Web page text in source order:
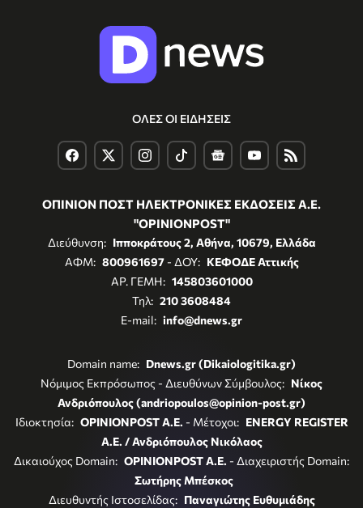
ΟΛΕΣ ΟΙ ΕΙΔΗΣΕΙΣ
ΟΠΙΝΙΟΝ ΠΟΣΤ ΗΛΕΚΤΡΟΝΙΚΕΣ ΕΚΔΟΣΕΙΣ Α.Ε.
"OPINIONPOST"
Διεύθυνση: Ιπποκράτους 2, Αθήνα, 10679, Ελλάδα
ΑΦΜ: 800961697- ΔΟΥ: ΚΕΦΟΔΕ Αττικής
ΑΡ. ΓΕΜΗ: 145803601000
Τηλ: 210 3608484
E-mail: info@dnews.gr
Domain name: Dnews.gr (Dikaiologitika.gr)
Νόμιμος Εκπρόσωπος - Διευθύνων Σύμβουλος: Νίκος
Ανδριόπουλος (andriopoulos@opinion-post.gr)
Ιδιοκτησία: OPINIONPOST A.E. - Μέτοχοι: ENERGY REGISTER
Α.Ε. / Ανδριόπουλος Νικόλαος
Δικαιούχος Domain: OPINIONPOST A.E. - Διαχειριστής Domain:
Σωτήρης Μπέσκος
Διευθυντής Ιστοσελίδας: Παναγιώτης Ευθυμιάδης